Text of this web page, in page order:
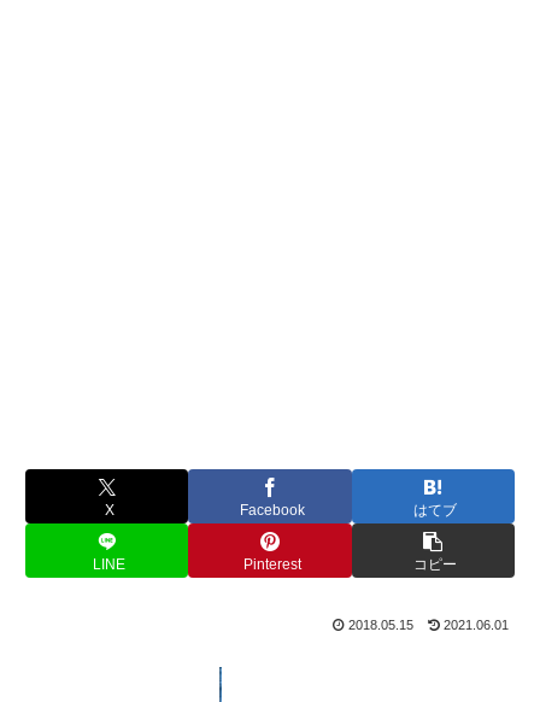
X Facebook はてブ
LINE Pinterest コピー
2018.05.15 2021.06.01